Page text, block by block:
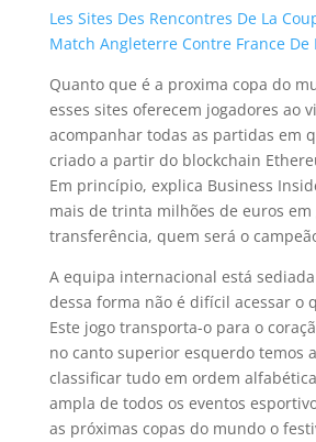
Les Sites Des Rencontres De La
Match Angleterre Contre France De
Quanto que é a proxima copa do
esses sites oferecem jogadores ao
acompanhar todas as partidas em
criado a partir do blockchain
Em princípio, explica Business
mais de trinta milhões de euros em
transferência, quem será o
A equipa internacional está
dessa forma não é difícil acessar o
Este jogo transporta-o para o
no canto superior esquerdo temos
classificar tudo em ordem
ampla de todos os eventos
as próximas copas do mundo o